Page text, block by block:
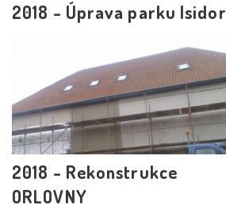
2018 - Úprava parku Isidor
2018 - Rekonstrukce
ORLOVNY